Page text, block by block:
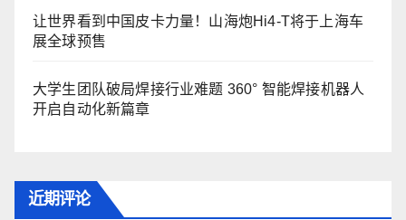
让世界看到中国皮卡力量！山海炮Hi4-T将于上海车
展全球预售
大学生团队破局焊接行业难题 360° 智能焊接机器人
开启自动化新篇章
近期评论